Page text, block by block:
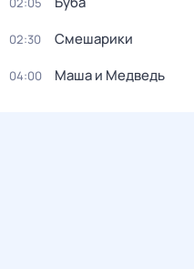
02:30 Смешарики
04:00 Маша и Медведь